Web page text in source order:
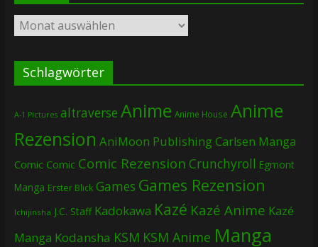
Archiv
Schlagwörter
A-1 Pictures altraverse Anime Anime House Anime
Rezension AniMoon PublishingCarlsen Manga
Comic Comic Comic Rezension Crunchyroll Egmont
Manga Erster Blick Games Games Rezension
Ichijinsha J.C. Staff Kadokawa Kazé Kazé Anime Kazé
Manga Kodansha KSM KSM Anime Manga